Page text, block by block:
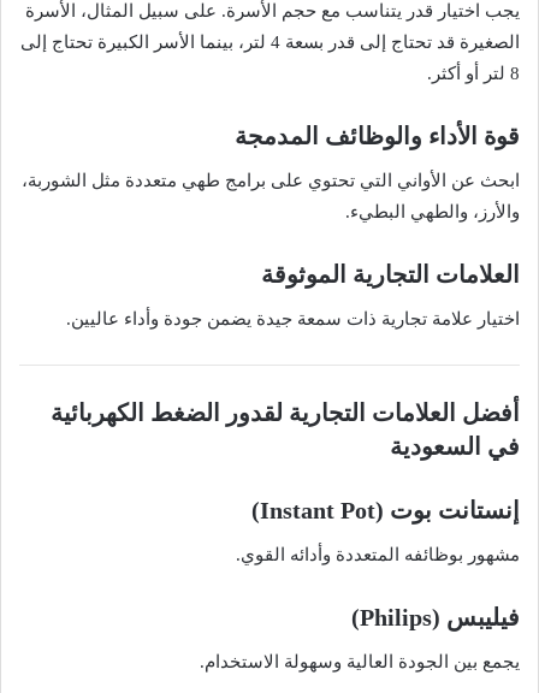
يجب اختيار قدر يتناسب مع حجم الأسرة. على سبيل المثال، الأسرة
الصغيرة قد تحتاج إلى قدر بسعة 4 لتر، بينما الأسر الكبيرة تحتاج إلى
8 لتر أو أكثر.
قوة الأداء والوظائف المدمجة
ابحث عن الأواني التي تحتوي على برامج طهي متعددة مثل الشوربة،
والأرز، والطهي البطيء.
العلامات التجارية الموثوقة
اختيار علامة تجارية ذات سمعة جيدة يضمن جودة وأداء عاليين.
أفضل العلامات التجارية لقدور الضغط الكهربائية
في السعودية
إنستانت بوت (Instant Pot)
مشهور بوظائفه المتعددة وأدائه القوي.
فيليبس (Philips)
يجمع بين الجودة العالية وسهولة الاستخدام.